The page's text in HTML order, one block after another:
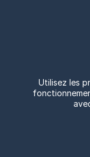
Utilisez les